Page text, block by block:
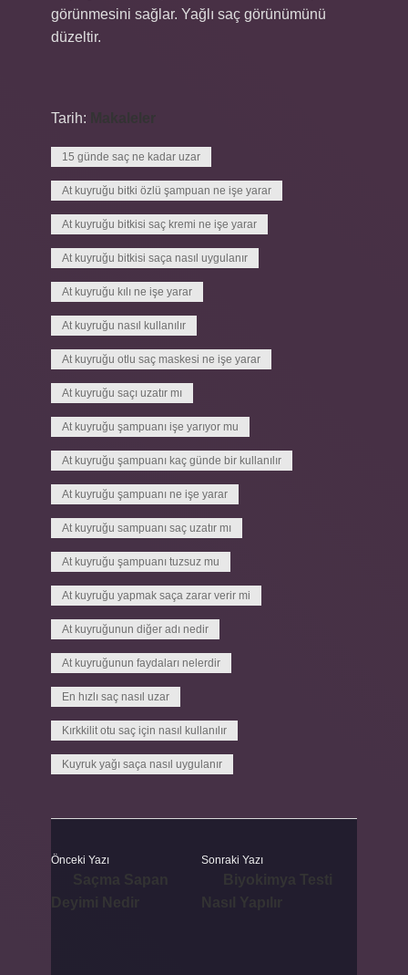
görünmesini sağlar. Yağlı saç görünümünü
düzeltir.
Tarih:
15 günde saç ne kadar uzar
At kuyruğu bitki özlü şampuan ne işe yarar
At kuyruğu bitkisi saç kremi ne işe yarar
At kuyruğu bitkisi saça nasıl uygulanır
At kuyruğu kılı ne işe yarar
At kuyruğu nasıl kullanılır
At kuyruğu otlu saç maskesi ne işe yarar
At kuyruğu saçı uzatır mı
At kuyruğu şampuanı işe yarıyor mu
At kuyruğu şampuanı kaç günde bir kullanılır
At kuyruğu şampuanı ne işe yarar
At kuyruğu sampuanı saç uzatır mı
At kuyruğu şampuanı tuzsuz mu
At kuyruğu yapmak saça zarar verir mi
At kuyruğunun diğer adı nedir
At kuyruğunun faydaları nelerdir
En hızlı saç nasıl uzar
Kırkkilit otu saç için nasıl kullanılır
Kuyruk yağı saça nasıl uygulanır
Önceki Yazı Sonraki Yazı